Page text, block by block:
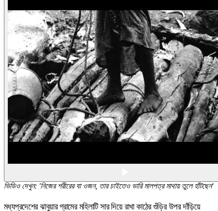
ভিডিও দেখুন: 'নিজের শরীরের যা ওজন, তার চাইতেও ভারি মালপত্র মাথায় তুলে হাঁটছেন'
মধ্যপ্রদেশের ঝাবুয়ার গ্রামের মহিলাটি সার দিয়ে রাখা কাঠের গুঁড়ির উপর দাঁড়িয়ে